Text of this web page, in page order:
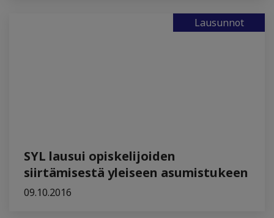
Lausunnot
SYL lausui opiskelijoiden
siirtämisestä yleiseen asumistukeen
09.10.2016